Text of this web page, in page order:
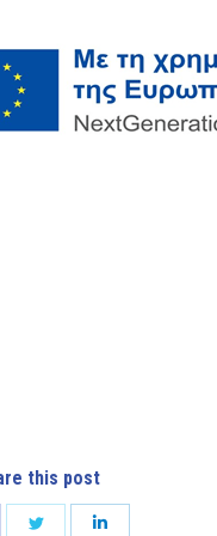
this post